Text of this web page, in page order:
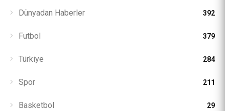
Dünyadan Haberler 392
Futbol 379
Türkiye 284
Spor 211
Basketbol 29